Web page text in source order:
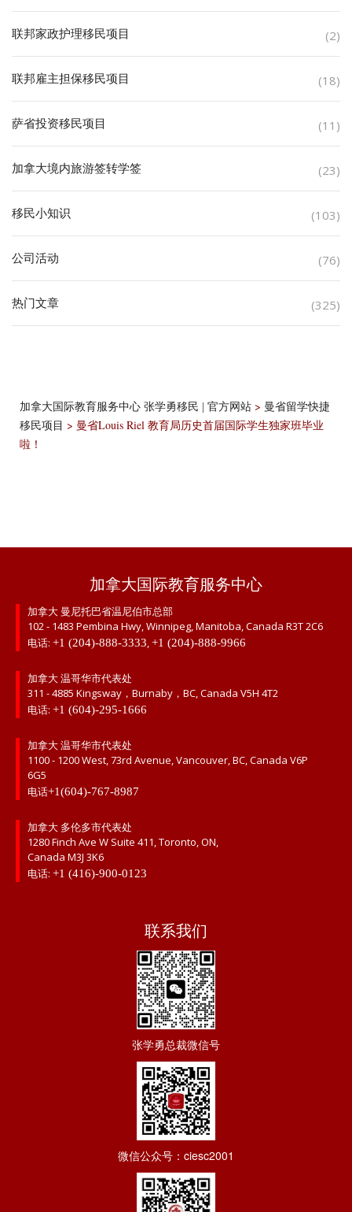
联邦家政护理移民项目 (2)
联邦雇主担保移民项目 (18)
萨省投资移民项目 (11)
加拿大境内旅游签转学签 (23)
移民小知识 (103)
公司活动 (76)
热门文章 (325)
加拿大国际教育服务中心 张学勇移民 | 官方网站 > 曼省留学快捷
移民项目 > 曼省Louis Riel 教育局历史首届国际学生独家班毕业
啦！
加拿大国际教育服务中心
加拿大 曼尼托巴省温尼伯市总部
102 - 1483 Pembina Hwy, Winnipeg, Manitoba, Canada R3T 2C6
电话: +1 (204)-888-3333,+1 (204)-888-9966
加拿大 温哥华市代表处
311 - 4885 Kingsway，Burnaby，BC, Canada V5H 4T2
电话: +1 (604)-295-1666
加拿大 温哥华市代表处
1100 - 1200 West, 73rd Avenue, Vancouver, BC, Canada V6P
6G5
电话+1(604)-767-8987
加拿大 多伦多市代表处
1280 Finch Ave W Suite 411, Toronto, ON,
Canada M3J 3K6
电话: +1 (416)-900-0123
联系我们
张学勇总裁微信号
微信公众号：ciesc2001